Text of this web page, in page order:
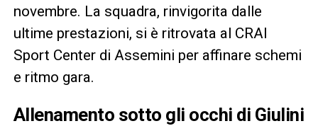
novembre. La squadra, rinvigorita dalle
ultime prestazioni, si è ritrovata al CRAI
Sport Center di Assemini per affinare schemi
e ritmo gara.
Allenamento sotto gli occhi di Giulini